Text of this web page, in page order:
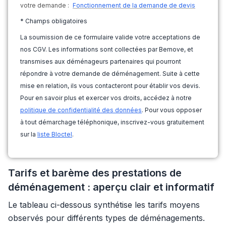
votre demande : Fonctionnement de la demande de devis
* Champs obligatoires
La soumission de ce formulaire valide votre acceptations de
nos CGV. Les informations sont collectées par Bemove, et
transmises aux déménageurs partenaires qui pourront
répondre à votre demande de déménagement. Suite à cette
mise en relation, ils vous contacteront pour établir vos devis.
Pour en savoir plus et exercer vos droits, accédez à notre
politique de confidentialité des données. Pour vous opposer
à tout démarchage téléphonique, inscrivez-vous gratuitement
sur la liste Bloctel.
Tarifs et barème des prestations de
déménagement : aperçu clair et informatif
Le tableau ci-dessous synthétise les tarifs moyens
observés pour différents types de déménagements.